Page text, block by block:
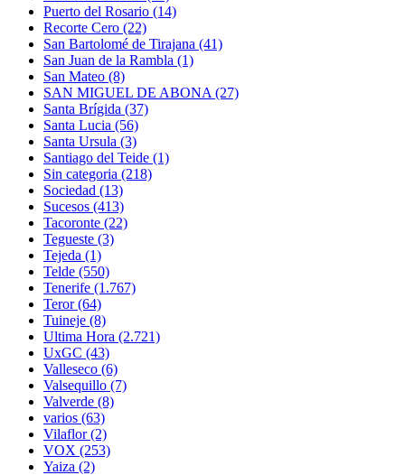
Puerto del Rosario (14)
Recorte Cero (22)
San Bartolomé de Tirajana (41)
San Juan de la Rambla (1)
San Mateo (8)
SAN MIGUEL DE ABONA (27)
Santa Brígida (37)
Santa Lucia (56)
Santa Ursula (3)
Santiago del Teide (1)
Sin categoria (218)
Sociedad (13)
Sucesos (413)
Tacoronte (22)
Tegueste (3)
Tejeda (1)
Telde (550)
Tenerife (1.767)
Teror(64)
Tuineje (8)
Ultima Hora (2.721)
UxGC (43)
Valleseco (6)
Valsequillo (7)
Valverde (8)
varios (63)
Vilaflor(2)
VOX (253)
Yaiza (2)